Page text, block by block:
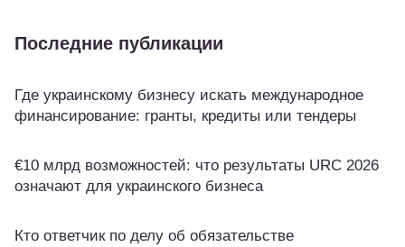
Последние публикации
Где украинскому бизнесу искать международное
финансирование: гранты, кредиты или тендеры
€10 млрд возможностей: что результаты URC 2026
означают для украинского бизнеса
Кто ответчик по делу об обязательстве